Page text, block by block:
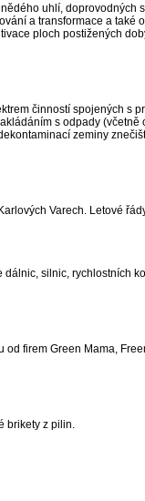
uhlí, doprovodných
a transformace a také
ploch postižených
činností spojených s
s odpady (včetně
zeminy
Varech. Letové
silnic, rychlostních
firem Green Mama,
brikety z pilin.